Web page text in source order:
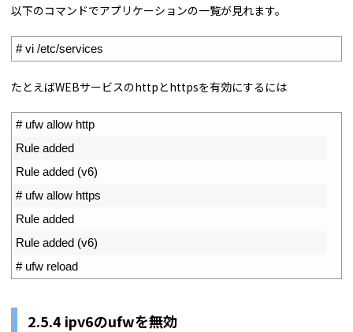
以下のコマンドでアプリケーションの一覧が見れます。
# vi /etc/services
たとえばWEBサービスのhttpとhttpsを有効にするには
# ufw allow http
Rule added
Rule added (v6)
# ufw allow https
Rule added
Rule added (v6)
# ufw reload
2.5.4 ipv6のufwを無効